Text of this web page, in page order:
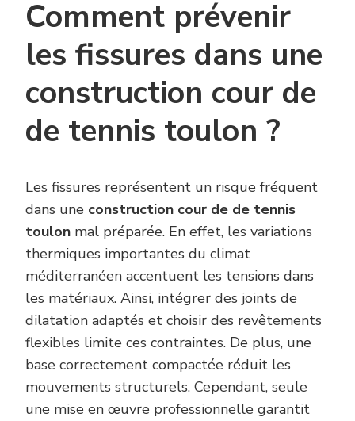
Comment prévenir
les fissures dans une
construction cour de
de tennis toulon ?
Les fissures représentent un risque fréquent
dans une construction cour de de tennis
toulon mal préparée. En effet, les variations
thermiques importantes du climat
méditerranéen accentuent les tensions dans
les matériaux. Ainsi, intégrer des joints de
dilatation adaptés et choisir des revêtements
flexibles limite ces contraintes. De plus, une
base correctement compactée réduit les
mouvements structurels. Cependant, seule
une mise en œuvre professionnelle garantit